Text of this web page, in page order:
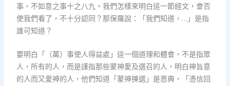
事，不如意之事十之八九。我們怎樣來明白這一節經文，會否
使我們看了，不十分認同？那保羅說：「我們知道，…」是指
誰可知道？
要明白「（萬）事使人得益處」這一個道理和體會，不是指眾
人，所有的人，而是謹指那些蒙神愛及選召的人，明白神旨意
的人而又愛神的人，他們知道「蒙神揀選」是恩典，「憑信回